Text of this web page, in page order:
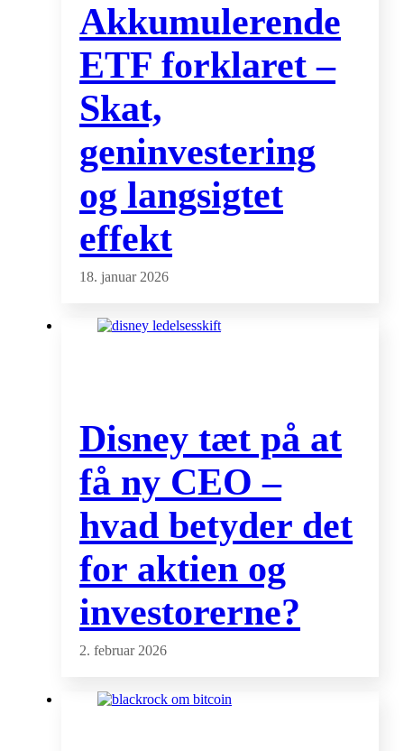
Akkumulerende
ETF forklaret –
Skat,
geninvestering
og langsigtet
effekt
18. januar 2026
Disney tæt på at
få ny CEO –
hvad betyder det
for aktien og
investorerne?
2. februar 2026